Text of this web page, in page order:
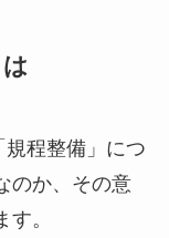
程整備」につ
のか、その意
。